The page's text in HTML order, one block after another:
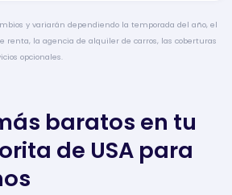
y variarán dependiendo la temporada del año, el
renta, la agencia de alquiler de carros, las coberturas
opcionales.
baratos en tu
de USA para